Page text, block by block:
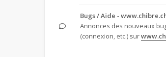
Bugs / Aide -
Annonces des nouveaux
(connexion, etc.) sur